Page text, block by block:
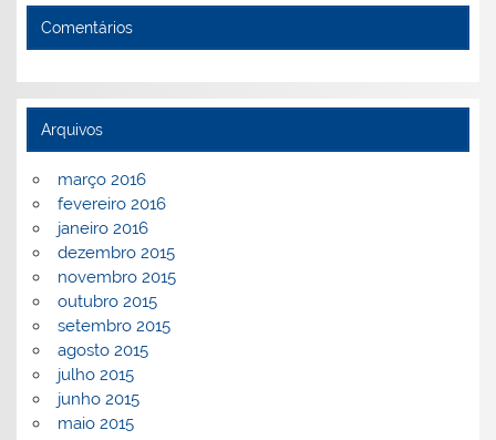
Comentários
Arquivos
março 2016
fevereiro 2016
janeiro 2016
dezembro 2015
novembro 2015
outubro 2015
setembro 2015
agosto 2015
julho 2015
junho 2015
maio 2015